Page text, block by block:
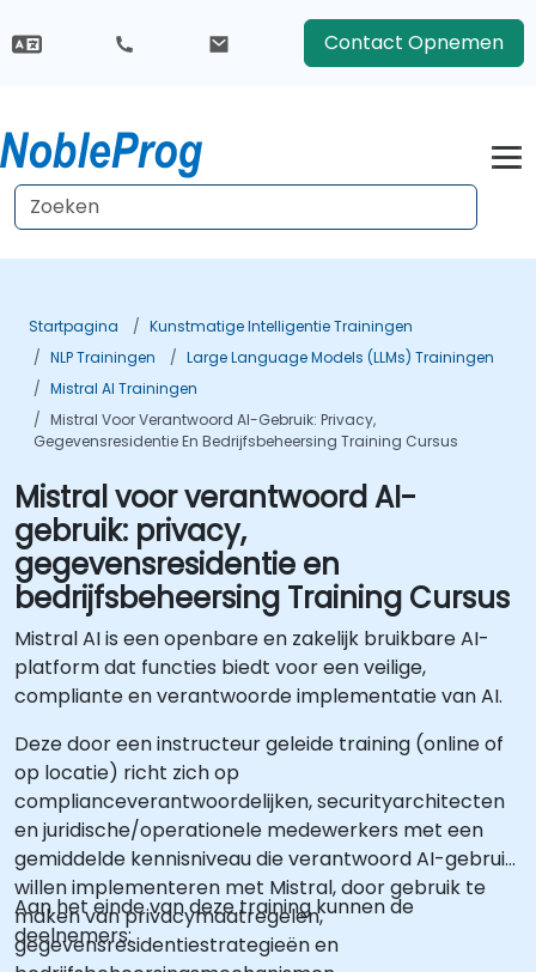
Contact Opnemen
Startpagina
Kunstmatige Intelligentie Trainingen
NLP Trainingen
Large Language Models (LLMs) Trainingen
Mistral AI Trainingen
Mistral Voor Verantwoord AI-Gebruik: Privacy,
Gegevensresidentie En Bedrijfsbeheersing Training Cursus
Mistral voor verantwoord AI-
gebruik: privacy,
gegevensresidentie en
bedrijfsbeheersing Training Cursus
Mistral AI is een openbare en zakelijk bruikbare AI-
platform dat functies biedt voor een veilige,
compliante en verantwoorde implementatie van AI.
Deze door een instructeur geleide training (online of
op locatie) richt zich op
complianceverantwoordelijken, securityarchitecten
en juridische/operationele medewerkers met een
gemiddelde kennisniveau die verantwoord AI-gebruik
willen implementeren met Mistral, door gebruik te
maken van privacymaatregelen,
gegevensresidentiestrategieën en
Aan het einde van deze training kunnen de
deelnemers: